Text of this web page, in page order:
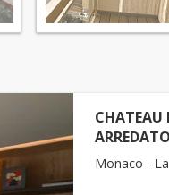
CHATEAU
ARREDATO
Monaco -